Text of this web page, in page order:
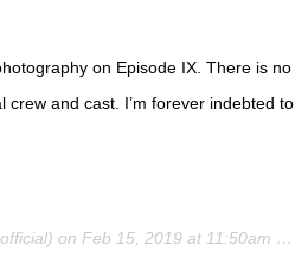
on Episode IX. There is no
and cast. I’m forever indebted to
on Feb 15, 2019 at 11:50am PST